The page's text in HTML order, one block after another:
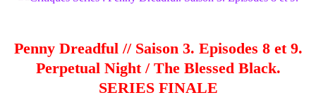
Penny Dreadful // Saison 3. Episodes 8 et 9.
Perpetual Night / The Blessed Black.
SERIES FINALE